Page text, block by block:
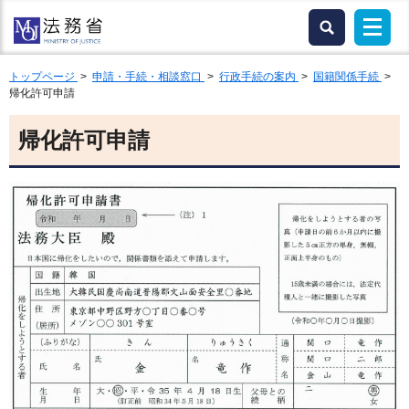
トップページ > 申請・手続・相談窓口 > 行政手続の案内 > 国籍関係手続 >
帰化許可申請
帰化許可申請